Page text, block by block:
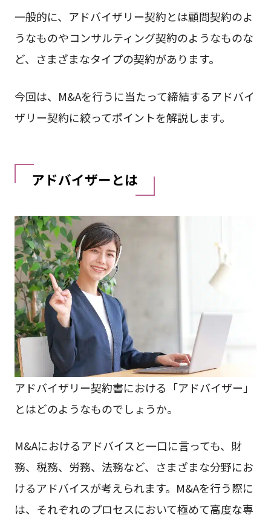
一般的に、アドバイザリー契約とは顧問契約のよ
うなものやコンサルティング契約のようなものな
ど、さまざまなタイプの契約があります。
今回は、M&Aを行うに当たって締結するアドバイ
ザリー契約に絞ってポイントを解説します。
アドバイザーとは
アドバイザリー契約書における「アドバイザー」
とはどのようなものでしょうか。
M&Aにおけるアドバイスと一口に言っても、財
務、税務、労務、法務など、さまざまな分野にお
けるアドバイスが考えられます。M&Aを行う際に
は、それぞれのプロセスにおいて極めて高度な専